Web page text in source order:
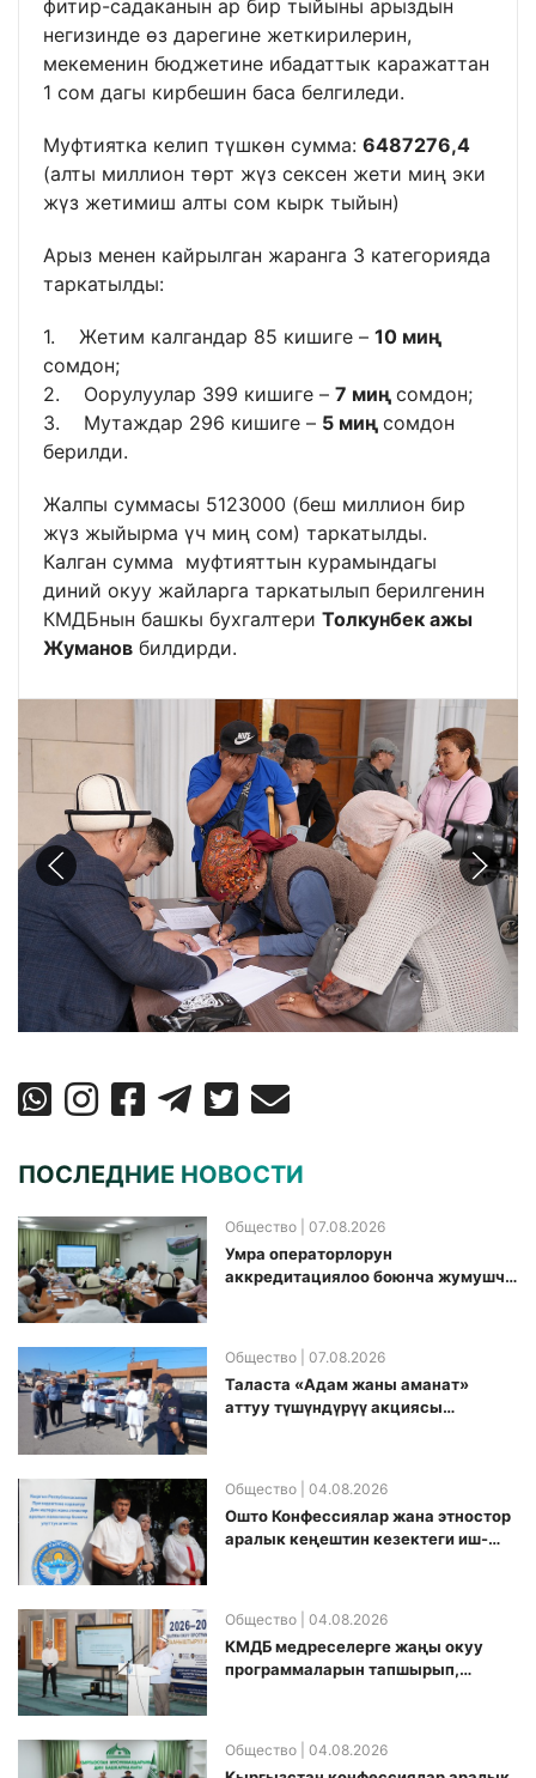
фитир-садаканын ар бир тыйыны арыздын
негизинде өз дарегине жеткирилерин,
мекеменин бюджетине ибадаттык каражаттан
1 сом дагы кирбешин баса белгиледи.
Муфтиятка келип түшкөн сумма: 6487276,4
(алты миллион төрт жүз сексен жети миң эки
жүз жетимиш алты сом кырк тыйын)
Арыз менен кайрылган жаранга 3 категорияда
таркатылды:
1. Жетим калгандар 85 кишиге – 10 миң
сомдон;
2. Оорулуулар 399 кишиге – 7 миң сомдон;
3. Мутаждар 296 кишиге – 5 миң сомдон
берилди.
Жалпы суммасы 5123000 (беш миллион бир
жүз жыйырма үч миң сом) таркатылды.
Калган сумма муфтияттын курамындагы
диний окуу жайларга таркатылып берилгенин
КМДБнын башкы бухгалтери Толкунбек ажы
Жуманов билдирди.
ПОСЛЕДНИЕ НОВОСТИ
Общество | 07.08.2026
Умра операторлорун
аккредитациялоо боюнча жумушчу
Общество | 07.08.2026
Таласта «Адам жаны аманат»
аттуу түшүндүрүү акциясы
Общество | 04.08.2026
Ошто Конфессиялар жана этностор
аралык кеңештин кезектеги иш-
Общество | 04.08.2026
КМДБ медреселерге жаңы окуу
программаларын тапшырып,
Общество | 04.08.2026